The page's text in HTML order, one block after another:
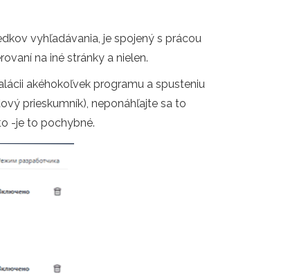
vyhľadávania, je spojený s prácou
na iné stránky a nielen.
akéhokoľvek programu a spusteniu
prieskumník), neponáhľajte sa to
-je to pochybné.